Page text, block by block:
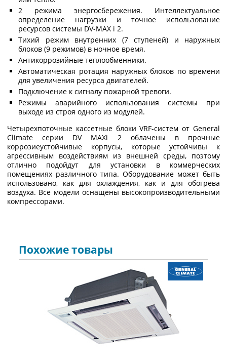
2 режима энергосбережения. Интеллектуальное
определение нагрузки и точное использование
ресурсов системы DV-MAX i 2.
Тихий режим внутренних (7 ступеней) и наружных
блоков (9 режимов) в ночное время.
Антикоррозийные теплообменники.
Автоматическая ротация наружных блоков по времени
для увеличения ресурса двигателей.
Подключение к сигналу пожарной тревоги.
Режимы аварийного использования системы при
выходе из строя одного из модулей.
Четырехпоточные кассетные блоки VRF-систем от General
Climate серии DV MAXi 2 облачены в прочные
коррозиеустойчивые корпусы, которые устойчивы к
агрессивным воздействиям из внешней среды, поэтому
отлично подойдут для установки в коммерческих
помещениях различного типа. Оборудование может быть
использовано, как для охлаждения, как и для обогрева
воздуха. Все модели оснащены высокопроизводительными
компрессорами.
Похожие товары